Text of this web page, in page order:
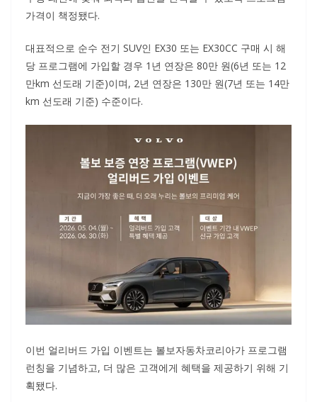
가격이 책정됐다.
대표적으로 순수 전기 SUV인 EX30 또는 EX30CC 구매 시 해
당 프로그램에 가입할 경우 1년 연장은 80만 원(6년 또는 12
만km 선도래 기준)이며, 2년 연장은 130만 원(7년 또는 14만
km 선도래 기준) 수준이다.
이번 얼리버드 가입 이벤트는 볼보자동차코리아가 프로그램
런칭을 기념하고, 더 많은 고객에게 혜택을 제공하기 위해 기
획됐다.